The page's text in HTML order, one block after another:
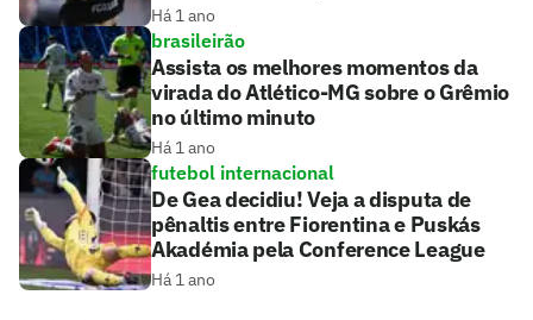
Há 1 ano
brasileirão
Assista os melhores momentos da
virada do Atlético-MG sobre o Grêmio
no último minuto
Há 1 ano
futebol internacional
De Gea decidiu! Veja a disputa de
pênaltis entre Fiorentina e Puskás
Akadémia pela Conference League
Há 1 ano